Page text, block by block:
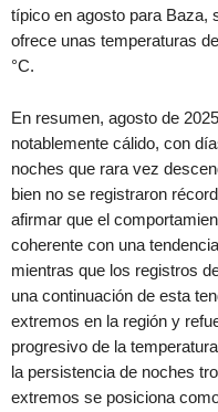
típico en agosto para Baza,
ofrece unas temperaturas
°C.
En resumen, agosto de
notablemente cálido, con
noches que rara vez
bien no se registraron
afirmar que el
coherente con una
mientras que los registros
una continuación de esta
extremos en la región y
progresivo de la
la persistencia de noches
extremos se posiciona